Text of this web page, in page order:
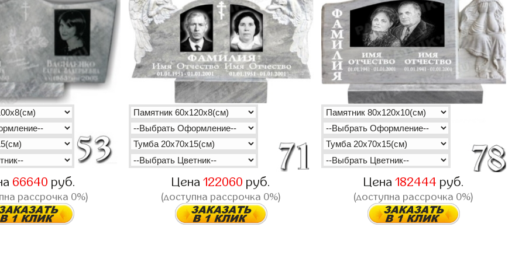
66640 руб.
рассрочка 0%)
Цена122060 руб.
(доступна рассрочка 0%)
Цена 182444 руб.
(доступна рассрочка 0%)